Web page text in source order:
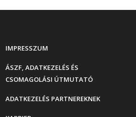
IMPRESSZUM
ÁSZF, ADATKEZELÉS ÉS
CSOMAGOLÁSI ÚTMUTATÓ
ADATKEZELÉS PARTNEREKNEK